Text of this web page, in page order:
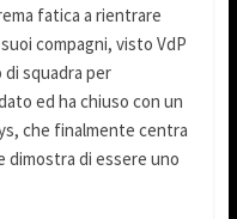
fatica a rientrare
compagni, visto VdP
squadra per
ed ha chiuso con un
che finalmente centra
dimostra di essere uno